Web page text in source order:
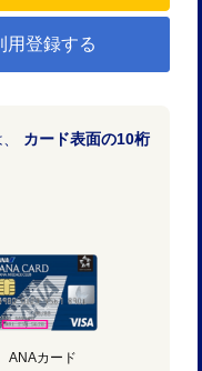
用登録する
カード表面の10桁
ANAカード